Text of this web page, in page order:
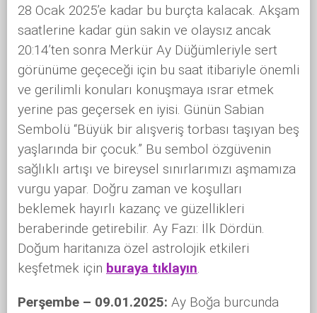
28 Ocak 2025’e kadar bu burçta kalacak. Akşam
saatlerine kadar gün sakin ve olaysız ancak
20:14’ten sonra Merkür Ay Düğümleriyle sert
görünüme geçeceği için bu saat itibariyle önemli
ve gerilimli konuları konuşmaya ısrar etmek
yerine pas geçersek en iyisi. Günün Sabian
Sembolü “Büyük bir alışveriş torbası taşıyan beş
yaşlarında bir çocuk.” Bu sembol özgüvenin
sağlıklı artışı ve bireysel sınırlarımızı aşmamıza
vurgu yapar. Doğru zaman ve koşulları
beklemek hayırlı kazanç ve güzellikleri
beraberinde getirebilir. Ay Fazı: İlk Dördün.
Doğum haritanıza özel astrolojik etkileri
keşfetmek için buraya tıklayın.
Perşembe – 09.01.2025: Ay Boğa burcunda